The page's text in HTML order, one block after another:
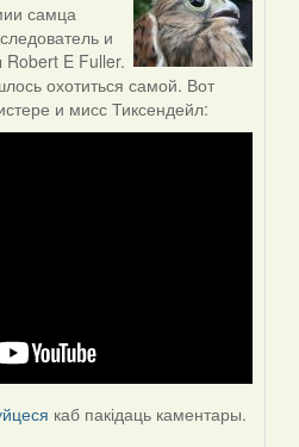
самца
и
E Fuller.
охотиться самой. Вот
и мисс Тиксендейл:
каб пакідаць каментары.